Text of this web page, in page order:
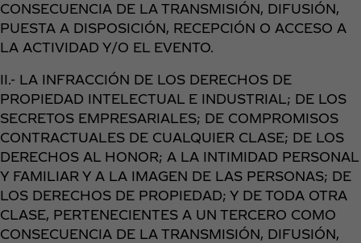
CONSECUENCIA DE LA TRANSMISIÓN, DIFUSIÓN,
PUESTA A DISPOSICIÓN, RECEPCIÓN O ACCESO A
LA ACTIVIDAD Y/O EL EVENTO.
II.- LA INFRACCIÓN DE LOS DERECHOS DE
PROPIEDAD INTELECTUAL E INDUSTRIAL; DE LOS
SECRETOS EMPRESARIALES; DE COMPROMISOS
CONTRACTUALES DE CUALQUIER CLASE; DE LOS
DERECHOS AL HONOR; A LA INTIMIDAD PERSONAL
Y FAMILIAR Y A LA IMAGEN DE LAS PERSONAS; DE
LOS DERECHOS DE PROPIEDAD; Y DE TODA OTRA
CLASE, PERTENECIENTES A UN TERCERO COMO
CONSECUENCIA DE LA TRANSMISIÓN, DIFUSIÓN,